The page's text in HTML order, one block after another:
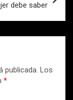
debe saber
publicada. Los
*